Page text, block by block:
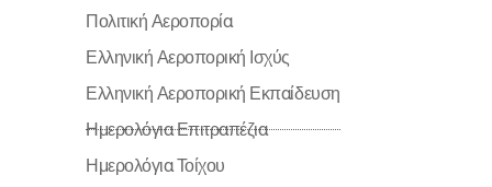
Πολιτική Αεροπορία
Ελληνική Αεροπορική Ισχύς
Ελληνική Αεροπορική Εκπαίδευση
Ημερολόγια Επιτραπέζια
Ημερολόγια Τοίχου